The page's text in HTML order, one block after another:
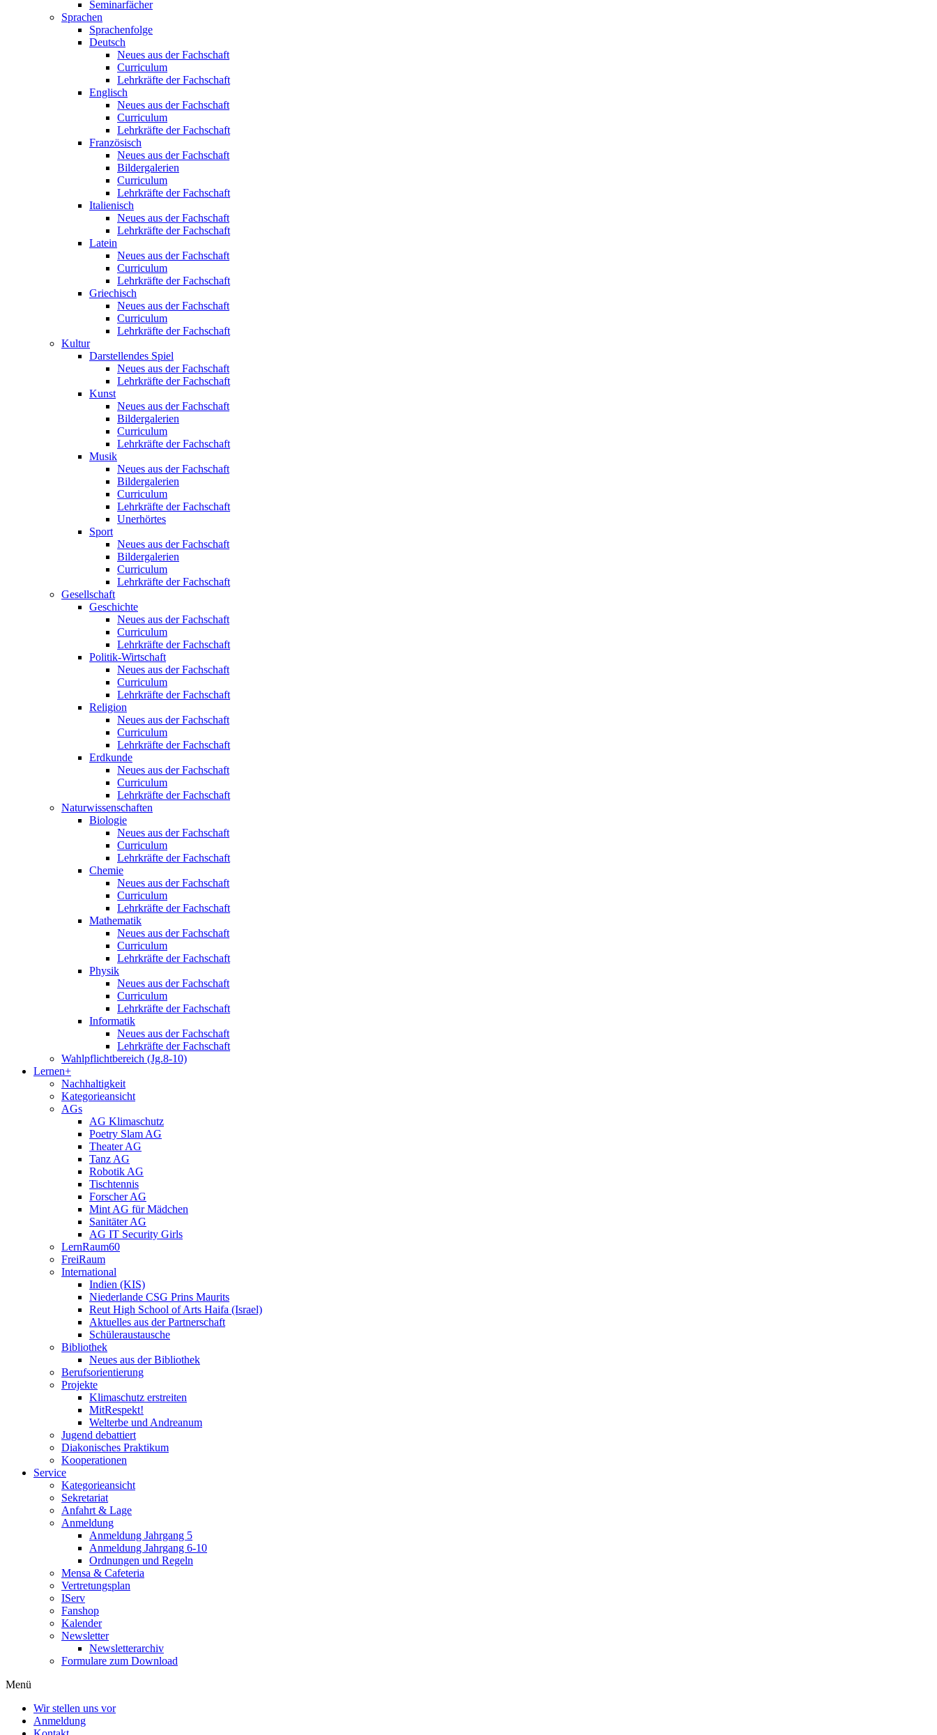
Seminarfächer
Sprachen
Sprachenfolge
Deutsch
Neues aus der Fachschaft
Curriculum
Lehrkräfte der Fachschaft
Englisch
Neues aus der Fachschaft
Curriculum
Lehrkräfte der Fachschaft
Französisch
Neues aus der Fachschaft
Bildergalerien
Curriculum
Lehrkräfte der Fachschaft
Italienisch
Neues aus der Fachschaft
Lehrkräfte der Fachschaft
Latein
Neues aus der Fachschaft
Curriculum
Lehrkräfte der Fachschaft
Griechisch
Neues aus der Fachschaft
Curriculum
Lehrkräfte der Fachschaft
Kultur
Darstellendes Spiel
Neues aus der Fachschaft
Lehrkräfte der Fachschaft
Kunst
Neues aus der Fachschaft
Bildergalerien
Curriculum
Lehrkräfte der Fachschaft
Musik
Neues aus der Fachschaft
Bildergalerien
Curriculum
Lehrkräfte der Fachschaft
Unerhörtes
Sport
Neues aus der Fachschaft
Bildergalerien
Curriculum
Lehrkräfte der Fachschaft
Gesellschaft
Geschichte
Neues aus der Fachschaft
Curriculum
Lehrkräfte der Fachschaft
Politik-Wirtschaft
Neues aus der Fachschaft
Curriculum
Lehrkräfte der Fachschaft
Religion
Neues aus der Fachschaft
Curriculum
Lehrkräfte der Fachschaft
Erdkunde
Neues aus der Fachschaft
Curriculum
Lehrkräfte der Fachschaft
Naturwissenschaften
Biologie
Neues aus der Fachschaft
Curriculum
Lehrkräfte der Fachschaft
Chemie
Neues aus der Fachschaft
Curriculum
Lehrkräfte der Fachschaft
Mathematik
Neues aus der Fachschaft
Curriculum
Lehrkräfte der Fachschaft
Physik
Neues aus der Fachschaft
Curriculum
Lehrkräfte der Fachschaft
Informatik
Neues aus der Fachschaft
Lehrkräfte der Fachschaft
Wahlpflichtbereich (Jg.8-10)
Lernen+
Nachhaltigkeit
Kategorieansicht
AGs
AG Klimaschutz
Poetry Slam AG
Theater AG
Tanz AG
Robotik AG
Tischtennis
Forscher AG
Mint AG für Mädchen
Sanitäter AG
AG IT Security Girls
LernRaum60
FreiRaum
International
Indien (KIS)
Niederlande CSG Prins Maurits
Reut High School of Arts Haifa (Israel)
Aktuelles aus der Partnerschaft
Schüleraustausche
Bibliothek
Neues aus der Bibliothek
Berufsorientierung
Projekte
Klimaschutz erstreiten
MitRespekt!
Welterbe und Andreanum
Jugend debattiert
Diakonisches Praktikum
Kooperationen
Service
Kategorieansicht
Sekretariat
Anfahrt & Lage
Anmeldung
Anmeldung Jahrgang 5
Anmeldung Jahrgang 6-10
Ordnungen und Regeln
Mensa & Cafeteria
Vertretungsplan
IServ
Fanshop
Kalender
Newsletter
Newsletterarchiv
Formulare zum Download
Menü
Wir stellen uns vor
Anmeldung